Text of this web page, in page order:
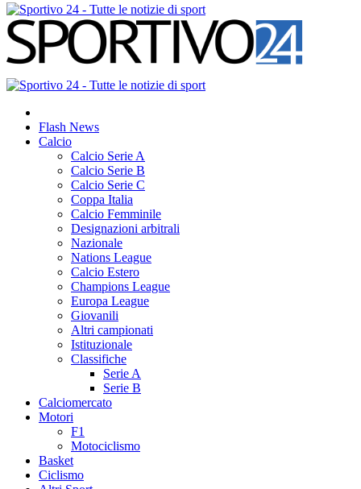
Flash News
Calcio
Calcio Serie A
Calcio Serie B
Calcio Serie C
Coppa Italia
Calcio Femminile
Designazioni arbitrali
Nazionale
Nations League
Calcio Estero
Champions League
Europa League
Giovanili
Altri campionati
Istituzionale
Classifiche
Serie A
Serie B
Calciomercato
Motori
F1
Motociclismo
Basket
Ciclismo